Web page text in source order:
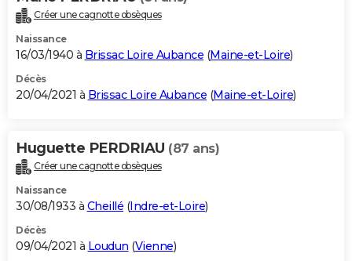
Créer une cagnotte obsèques
Naissance
16/03/1940 à Brissac Loire Aubance (Maine-et-Loire)
Décès
20/04/2021 à Brissac Loire Aubance (Maine-et-Loire)
Huguette PERDRIAU (87 ans)
Créer une cagnotte obsèques
Naissance
30/08/1933 à Cheillé (Indre-et-Loire)
Décès
09/04/2021 à Loudun (Vienne)